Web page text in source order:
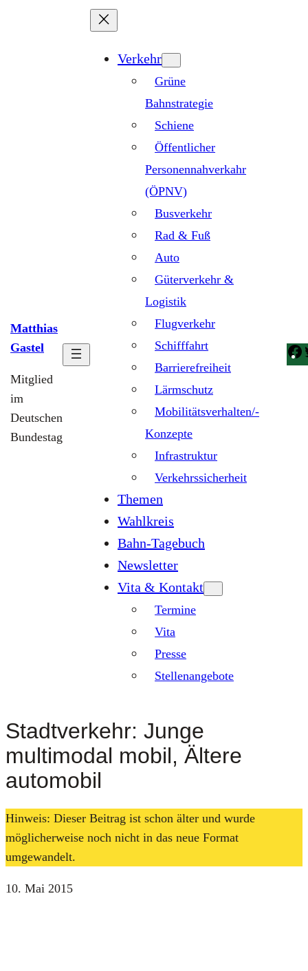
Matthias
Gastel
Mitglied
im
Deutschen
Bundestag
Verkehr
Grüne
Bahnstrategie
Schiene
Öffentlicher
Personennahverkahr
(ÖPNV)
Busverkehr
Rad & Fuß
Auto
Güterverkehr &
Logistik
Flugverkehr
Schifffahrt
Barrierefreiheit
Lärmschutz
Mobilitätsverhalten/-
Konzepte
Infrastruktur
Verkehrssicherheit
Themen
Wahlkreis
Bahn-Tagebuch
Newsletter
Vita & Kontakt
Termine
Vita
Presse
Stellenangebote
Stadtverkehr: Junge
multimodal mobil, Ältere
automobil
Hinweis: Dieser Beitrag ist schon älter und wurde
möglicherweise noch nicht in das neue Format
umgewandelt.
10. Mai 2015